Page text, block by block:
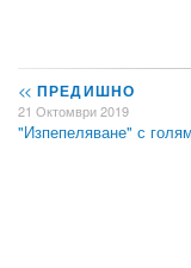
<< ПРЕДИШНО
21 Октомври 2019
"Изпепеляване" с